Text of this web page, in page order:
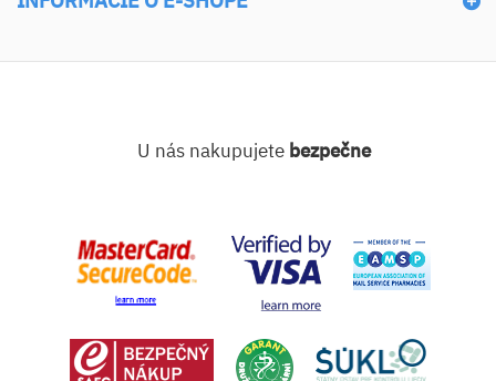
U nás nakupujete bezpečne